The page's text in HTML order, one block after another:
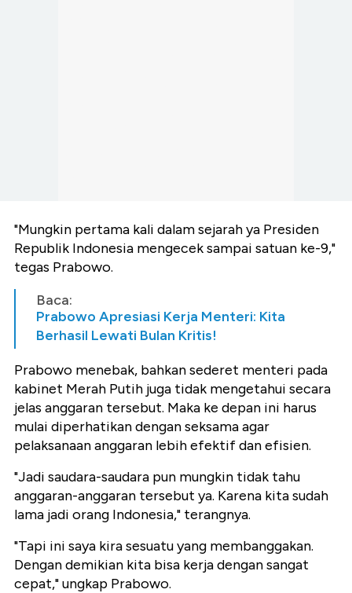
"Mungkin pertama kali dalam sejarah ya Presiden
Republik Indonesia mengecek sampai satuan ke-9,"
tegas Prabowo.
Baca:
Prabowo Apresiasi Kerja Menteri: Kita
Berhasil Lewati Bulan Kritis!
Prabowo menebak, bahkan sederet menteri pada
kabinet Merah Putih juga tidak mengetahui secara
jelas anggaran tersebut. Maka ke depan ini harus
mulai diperhatikan dengan seksama agar
pelaksanaan anggaran lebih efektif dan efisien.
"Jadi saudara-saudara pun mungkin tidak tahu
anggaran-anggaran tersebut ya. Karena kita sudah
lama jadi orang Indonesia," terangnya.
"Tapi ini saya kira sesuatu yang membanggakan.
Dengan demikian kita bisa kerja dengan sangat
cepat," ungkap Prabowo.